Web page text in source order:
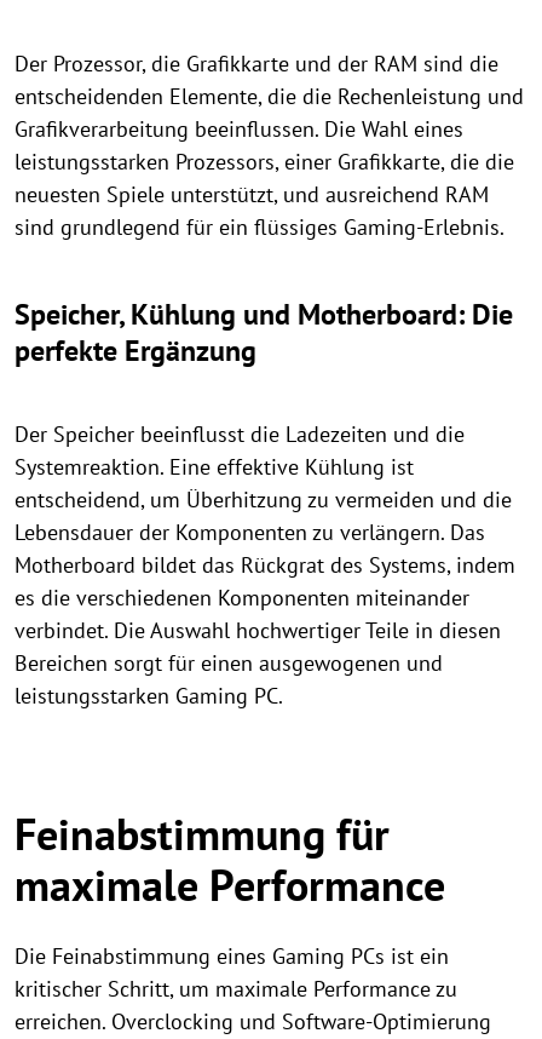
Der Prozessor, die Grafikkarte und der RAM sind die
entscheidenden Elemente, die die Rechenleistung und
Grafikverarbeitung beeinflussen. Die Wahl eines
leistungsstarken Prozessors, einer Grafikkarte, die die
neuesten Spiele unterstützt, und ausreichend RAM
sind grundlegend für ein flüssiges Gaming-Erlebnis.
Speicher, Kühlung und Motherboard: Die
perfekte Ergänzung
Der Speicher beeinflusst die Ladezeiten und die
Systemreaktion. Eine effektive Kühlung ist
entscheidend, um Überhitzung zu vermeiden und die
Lebensdauer der Komponenten zu verlängern. Das
Motherboard bildet das Rückgrat des Systems, indem
es die verschiedenen Komponenten miteinander
verbindet. Die Auswahl hochwertiger Teile in diesen
Bereichen sorgt für einen ausgewogenen und
leistungsstarken Gaming PC.
Feinabstimmung für
maximale Performance
Die Feinabstimmung eines Gaming PCs ist ein
kritischer Schritt, um maximale Performance zu
erreichen. Overclocking und Software-Optimierung